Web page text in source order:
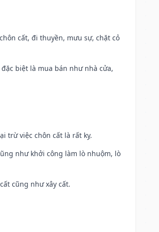
cất, đi thuyền, mưu sự, chặt cỏ
biệt là mua bán như nhà cửa,
trừ việc chôn cất là rất kỵ.
như khởi công làm lò nhuộm, lò
cũng như xây cất.